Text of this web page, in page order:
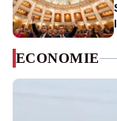
ECONOMIE